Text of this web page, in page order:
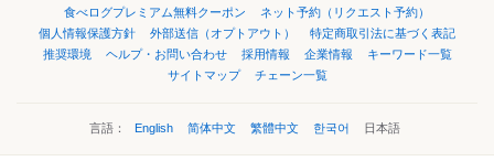
食べログプレミアム無料クーポン
ネット予約（リクエスト予約）
個人情報保護方針
外部送信（オプトアウト）
特定商取引法に基づく表記
推奨環境
ヘルプ・お問い合わせ 採用情報 企業情報
キーワード一覧
サイトマップ
チェーン一覧
言語： English 简体中文 繁體中文 한국어 日本語